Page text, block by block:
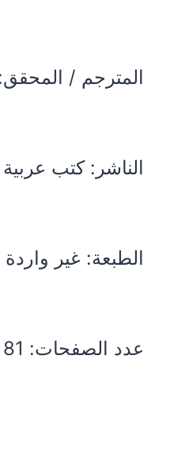
المترجم /
الناشر: كتب عربية
الطبعة: غير واردة
عدد الصفحات: 81